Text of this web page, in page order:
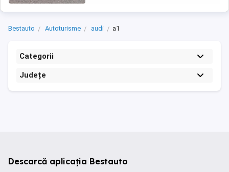
Bestauto Autoturisme audi a1
Categorii
Județe
Descarcă aplicația Bestauto